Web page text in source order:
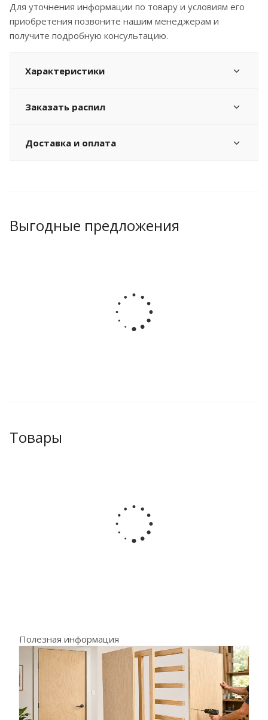
Для уточнения информации по товару и условиям его
приобретения позвоните нашим менеджерам и
получите подробную консультацию.
Характеристики
Заказать распил
Доставка и оплата
Выгодные предложения
Товары
Полезная информация